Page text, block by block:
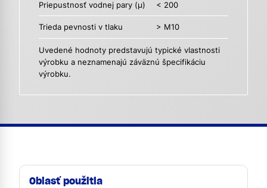
Priepustnosť vodnej pary (µ) < 200
Trieda pevnosti v tlaku > M10
Uvedené hodnoty predstavujú typické vlastnosti
výrobku a neznamenajú záväznú špecifikáciu
výrobku.
Oblasť použitia